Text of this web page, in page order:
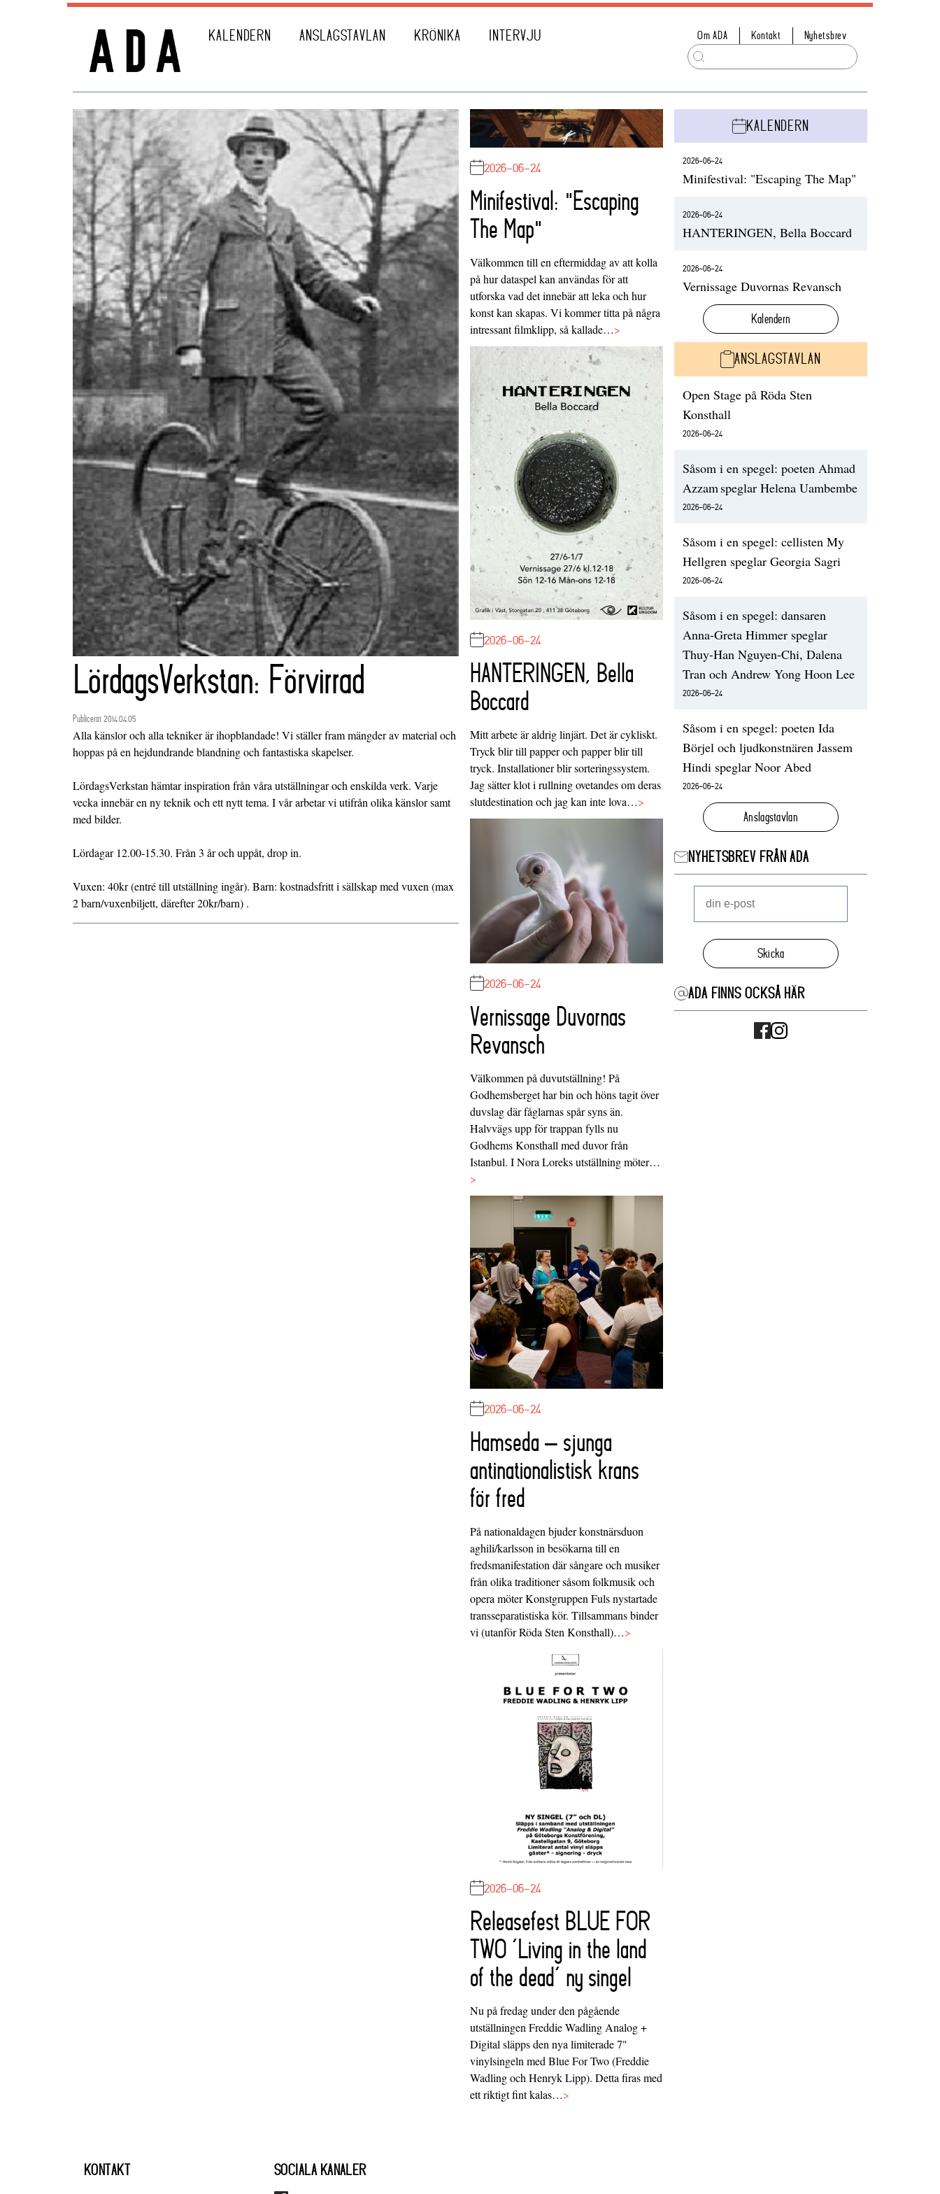
KALENDERN ANSLAGSTAVLAN KRÖNIKA INTERVJU Om ADA Kontakt Nyhetsbrev
LördagsVerkstan: Förvirrad
Publicerat 2014.04.05
Alla känslor och alla tekniker är ihopblandade! Vi ställer fram mängder av material och
hoppas på en hejdundrande blandning och fantastiska skapelser.
LördagsVerkstan hämtar inspiration från våra utställningar och enskilda verk. Varje
vecka innebär en ny teknik och ett nytt tema. I vår arbetar vi utifrån olika känslor samt
med bilder.
Lördagar 12.00-15.30. Från 3 år och uppåt, drop in.
Vuxen: 40kr (entré till utställning ingår). Barn: kostnadsfritt i sällskap med vuxen (max
2 barn/vuxenbiljett, därefter 20kr/barn) .
2026-06-24
Minifestival: "Escaping
The Map"
Välkommen till en eftermiddag av att kolla
på hur dataspel kan användas för att
utforska vad det innebär att leka och hur
konst kan skapas. Vi kommer titta på några
intressant filmklipp, så kallade…>
2026-06-24
HANTERINGEN, Bella
Boccard
Mitt arbete är aldrig linjärt. Det är cykliskt.
Tryck blir till papper och papper blir till
tryck. Installationer blir sorteringssystem.
Jag sätter klot i rullning ovetandes om deras
slutdestination och jag kan inte lova…>
2026-06-24
Vernissage Duvornas
Revansch
Välkommen på duvutställning! På
Godhemsberget har bin och höns tagit över
duvslag där fåglarnas spår syns än.
Halvvägs upp för trappan fylls nu
Godhems Konsthall med duvor från
Istanbul. I Nora Loreks utställning möter…
>
2026-06-24
Hamseda – sjunga
antinationalistisk krans
för fred
På nationaldagen bjuder konstnärsduon
aghili/karlsson in besökarna till en
fredsmanifestation där sångare och musiker
från olika traditioner såsom folkmusik och
opera möter Konstgruppen Fuls nystartade
transseparatistiska kör. Tillsammans binder
vi (utanför Röda Sten Konsthall)…>
2026-06-24
Releasefest BLUE FOR
TWO ‘Living in the land
of the dead’ ny singel
Nu på fredag under den pågående
utställningen Freddie Wadling Analog +
Digital släpps den nya limiterade 7"
vinylsingeln med Blue For Two (Freddie
Wadling och Henryk Lipp). Detta firas med
ett riktigt fint kalas…>
KALENDERN
2026-06-24
Minifestival: "Escaping The Map"
2026-06-24
HANTERINGEN, Bella Boccard
2026-06-24
Vernissage Duvornas Revansch
Kalendern
ANSLAGSTAVLAN
Open Stage på Röda Sten
Konsthall
2026-06-24
Såsom i en spegel: poeten Ahmad
Azzam speglar Helena Uambembe
2026-06-24
Såsom i en spegel: cellisten My
Hellgren speglar Georgia Sagri
2026-06-24
Såsom i en spegel: dansaren
Anna-Greta Himmer speglar
Thuy-Han Nguyen-Chi, Dalena
Tran och Andrew Yong Hoon Lee
2026-06-24
Såsom i en spegel: poeten Ida
Börjel och ljudkonstnären Jassem
Hindi speglar Noor Abed
2026-06-24
Anslagstavlan
NYHETSBREV FRÅN ADA
Skicka
ADA FINNS OCKSÅ HÄR
KONTAKT SOCIALA KANALER